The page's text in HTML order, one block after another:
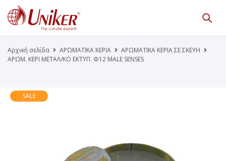
Κατάλογος Προϊόντων
Γίνε Συνεργάτης μας
Αρχική σελίδα ΑΡΩΜΑΤΙΚΑ ΚΕΡΙΑ
ΑΡΩΜΑΤΙΚΑ ΚΕΡΙΑ ΣΕ ΣΚΕΥΗ
ΑΡΩΜ. ΚΕΡΙ ΜΕΤΑΛ/ΚΟ ΕΚΤΥΠ. Φ12 MALE SENSES
SALE